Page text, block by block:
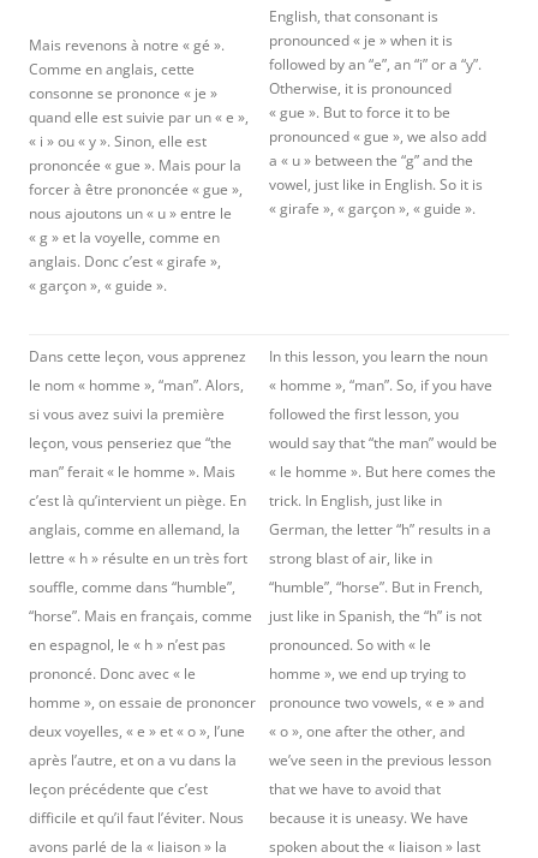
Mais revenons à notre « gé ».
Comme en anglais, cette
consonne se prononce « je »
quand elle est suivie par un « e »,
« i » ou « y ». Sinon, elle est
prononcée « gue ». Mais pour la
forcer à être prononcée « gue »,
nous ajoutons un « u » entre le
« g » et la voyelle, comme en
anglais. Donc c’est « girafe »,
« garçon », « guide ».
English, that consonant is
pronounced « je » when it is
followed by an “e”, an “i” or a “y”.
Otherwise, it is pronounced
« gue ». But to force it to be
pronounced « gue », we also add
a « u » between the “g” and the
vowel, just like in English. So it is
« girafe », « garçon », « guide ».
Dans cette leçon, vous apprenez
le nom « homme », “man”. Alors,
si vous avez suivi la première
leçon, vous penseriez que “the
man” ferait « le homme ». Mais
c’est là qu’intervient un piège. En
anglais, comme en allemand, la
lettre « h » résulte en un très fort
souffle, comme dans “humble”,
“horse”. Mais en français, comme
en espagnol, le « h » n’est pas
prononcé. Donc avec « le
homme », on essaie de prononcer
deux voyelles, « e » et « o », l’une
après l’autre, et on a vu dans la
leçon précédente que c’est
difficile et qu’il faut l’éviter. Nous
avons parlé de la « liaison » la
In this lesson, you learn the noun
« homme », “man”. So, if you have
followed the first lesson, you
would say that “the man” would be
« le homme ». But here comes the
trick. In English, just like in
German, the letter “h” results in a
strong blast of air, like in
“humble”, “horse”. But in French,
just like in Spanish, the “h” is not
pronounced. So with « le
homme », we end up trying to
pronounce two vowels, « e » and
« o », one after the other, and
we’ve seen in the previous lesson
that we have to avoid that
because it is uneasy. We have
spoken about the « liaison » last